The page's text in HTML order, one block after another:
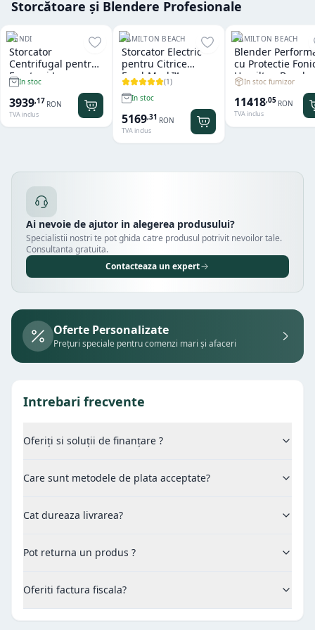
Storcătoare și Blendere Profesionale
HENDI
Storcator
Centrifugal pentru
Fructe si Legume
Hendi
In stoc
3939,17 RON
TVA inclus
HAMILTON BEACH
Storcator Electric
pentru Citrice
FreshMark™
Hamilton Beach
(1)
In stoc
5169,31 RON
TVA inclus
HAMILTON BEACH
Blender
cu Protectie
Hamilton Beach
Summit® Edge
In stoc furnizor
11418,05 RON
TVA inclus
Ai nevoie de ajutor in alegerea produsului?
Specialistii nostri te pot ghida catre produsul potrivit nevoilor tale.
Consultanta gratuita.
Contacteaza un expert
Oferte Personalizate
Prețuri speciale pentru comenzi mari și afaceri
Intrebari frecvente
Oferiți si soluții de finanțare ?
Care sunt metodele de plata acceptate?
Cat dureaza livrarea?
Pot returna un produs ?
Oferiti factura fiscala?